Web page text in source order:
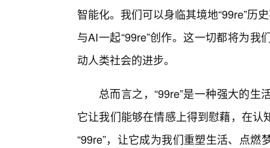
智能化。我们可以身临其境地“99re”历
与AI一起“99re”创作。这一切都将为
动人类社会的进步。
总而言之，“99re”是一种强大的
它让我们能够在情感上得到慰藉，在
“99re”，让它成为我们重塑生活、点